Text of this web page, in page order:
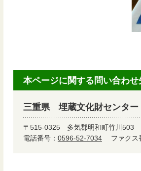
本ページに関する問い合わせ
三重県 埋蔵文化財センタ
〒515-0325 多気郡明和町竹川503
電話番号： 0596-52-7034 ファク